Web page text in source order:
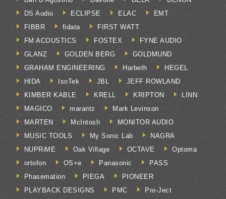
DS Audio
ECLIPSE ELAC
EMT
FIBBR
fidata
FIRST WATT
FM ACOUSTICS
FOSTEX
FYNE AUDIO
GLANZ
GOLDEN BERG
GOLDMUND
GRAHAM ENGINEERING
Harbeth
HEGEL
HIDA
IsoTek JBL
JEFF ROWLAND
KIMBER KABLE
KRELL KRIPTON
LINN
MAGICO
marantz
Mark Levinson
MARTEN
McIntosh
MONITOR AUDIO
MUSIC TOOLS
My Sonic Lab
NAGRA
NUPRiME
Oak Village OCTAVE
Optoma
ortofon
OS+e Panasonic
PASS
Phasemation
PIEGA
PIONEER
PLAYBACK DESIGNS
PMC Pro-Ject